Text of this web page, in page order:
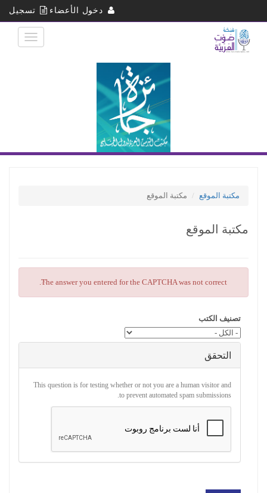
الرئيسي
دخول الأعضاء تسجيل
مكتبة الموقع مكتبة الموقع
مكتبة الموقع
×
رسالة
The answer you entered for the CAPTCHA was not correct.
تصنيف الكتب
التحقق
This question is for testing whether or not you are a human visitor and
to prevent automated spam submissions.